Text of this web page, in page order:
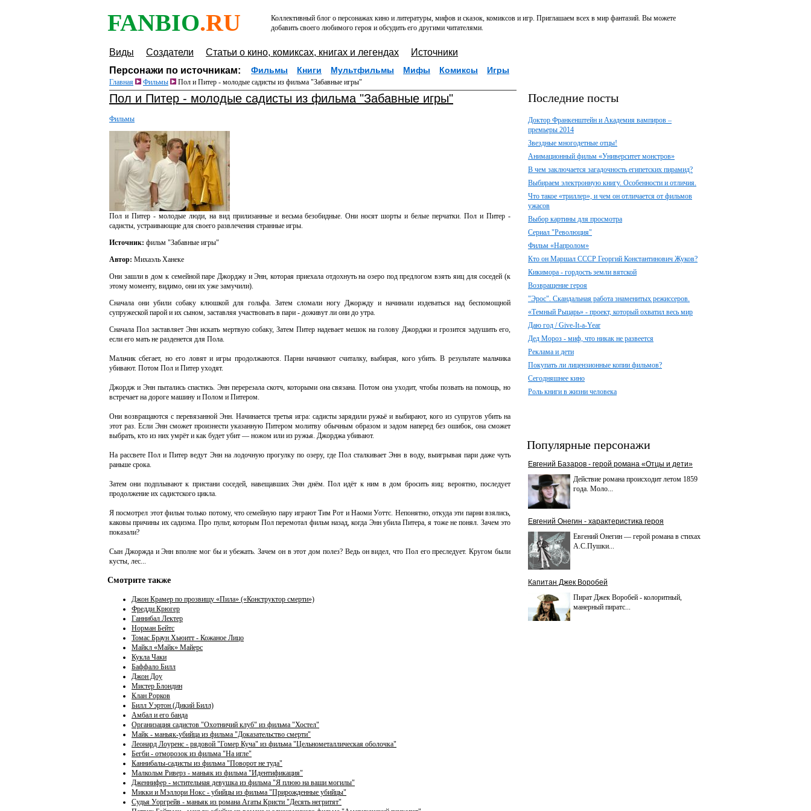
FANBIO.RU
Коллективный блог о персонажах кино и литературы, мифов и сказок, комиксов и игр. Приглашаем всех в мир фантазий. Вы можете
добавить своего любимого героя и обсудить его другими читателями.
Виды Создатели Статьи о кино, комиксах, книгах и легендах
Источники
Персонажи по источникам:
Фильмы Книги Мультфильмы Мифы Комиксы Игры
Главная Фильмы Пол и Питер - молодые садисты из фильма "Забавные игры"
Пол и Питер - молодые садисты из фильма "Забавные игры"
Фильмы
Пол и Питер - молодые люди, на вид прилизанные и весьма безобидные. Они носят шорты и белые перчатки. Пол и Питер -
садисты, устраивающие для своего развлечения странные игры.
Источник: фильм "Забавные игры"
Автор: Михаэль Ханеке
Они зашли в дом к семейной паре Джорджу и Энн, которая приехала отдохнуть на озеро под предлогом взять яиц для соседей (к
этому моменту, видимо, они их уже замучили).
Сначала они убили собаку клюшкой для гольфа. Затем сломали ногу Джоржду и начинали издеваться над беспомощной
супружеской парой и их сыном, заставляя участвовать в пари - доживут ли они до утра.
Сначала Пол заставляет Энн искать мертвую собаку, Затем Питер надевает мешок на голову Джорджи и грозится задушить его,
если его мать не разденется для Пола.
Мальчик сбегает, но его ловят и игры продолжаются. Парни начинают считалку, выбирая, кого убить. В результате мальчика
убивают. Потом Пол и Питер уходят.
Джордж и Энн пытались спастись. Энн перерезала скотч, которыми она связана. Потом она уходит, чтобы позвать на помощь, но
встречает на дороге машину и Полом и Питером.
Они возвращаются с перевязанной Энн. Начинается третья игра: садисты зарядили ружьё и выбирают, кого из супругов убить на
этот раз. Если Энн сможет произнести указанную Питером молитву обычным образом и задом наперед без ошибок, она сможет
выбрать, кто из них умрёт и как будет убит — ножом или из ружья. Джорджа убивают.
На рассвете Пол и Питер ведут Энн на лодочную прогулку по озеру, где Пол сталкивает Энн в воду, выигрывая пари даже чуть
раньше срока.
Затем они подплывают к пристани соседей, навещавших Энн днём. Пол идёт к ним в дом бросить яиц: вероятно, последует
продолжение их садистского цикла.
Я посмотрел этот фильм только потому, что семейную пару играют Тим Рот и Наоми Уоттс. Непонятно, откуда эти парни взялись,
каковы причины их садизма. Про пульт, которым Пол перемотал фильм назад, когда Энн убила Питера, я тоже не понял. Зачем это
показали?
Сын Джоржда и Энн вполне мог бы и убежать. Зачем он в этот дом полез? Ведь он видел, что Пол его преследует. Кругом были
кусты, лес...
Смотрите также
Джон Крамер по прозвищу «Пила» («Конструктор смерти»)
Фредди Крюгер
Ганнибал Лектер
Норман Бейтс
Томас Браун Хьюитт - Кожаное Лицо
Майкл «Майк» Майерс
Кукла Чаки
Баффало Билл
Джон Доу
Мистер Блондин
Клан Рорков
Билл Уэртон (Дикий Билл)
Амбал и его банда
Организация садистов "Охотничий клуб" из фильма "Хостел"
Майк - маньяк-убийца из фильма "Доказательство смерти"
Леонард Лоуренс - рядовой "Гомер Куча" из фильма "Цельнометаллическая оболочка"
Бегби - отморозок из фильма "На игле"
Каннибалы-садисты из фильма "Поворот не туда"
Малкольм Риверз - маньяк из фильма "Идентификация"
Дженнифер - мстительная девушка из фильма "Я плюю на ваши могилы"
Микки и Мэллори Нокс - убийцы из фильма "Прирожденные убийцы"
Судья Уоргрейв - маньяк из романа Агаты Кристи "Десять негритят"
Последние посты
Доктор Франкенштейн и Академия вампиров –
премьеры 2014
Звездные многодетные отцы!
Анимационный фильм «Университет монстров»
В чем заключается загадочность египетских пирамид?
Выбираем электронную книгу. Особенности и отличия.
Что такое «триллер», и чем он отличается от фильмов
ужасов
Выбор картины для просмотра
Сериал "Революция"
Фильм «Напролом»
Кто он Маршал СССР Георгий Константинович Жуков?
Кикимора - гордость земли вятской
Возвращение героя
"Эрос". Скандальная работа знаменитых режиссеров.
«Темный Рыцарь» - проект, который охватил весь мир
Даю год / Give-It-a-Year
Дед Мороз - миф, что никак не развеется
Реклама и дети
Покупать ли лицензионные копии фильмов?
Сегодняшнее кино
Роль книги в жизни человека
Популярные персонажи
Евгений Базаров - герой романа «Отцы и дети»
Действие романа происходит летом 1859
года. Моло...
Евгений Онегин - характеристика героя
Евгений Онегин — герой романа в стихах
А.С.Пушки...
Капитан Джек Воробей
Пират Джек Воробей - колоритный,
манерный пиратс...